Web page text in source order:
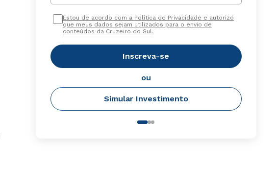
Estou de acordo com a Política de Privacidade e autorizo
que meus dados sejam utilizados para o envio de
conteúdos da Cruzeiro do Sul.
Inscreva-se
ou
Simular Investimento